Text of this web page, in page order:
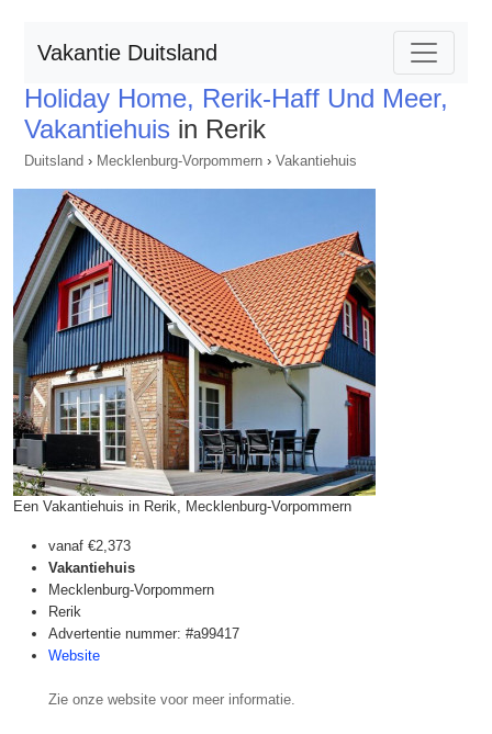
Vakantie Duitsland
Holiday Home, Rerik-Haff Und Meer,
Vakantiehuis in Rerik
Duitsland › Mecklenburg-Vorpommern › Vakantiehuis
Een Vakantiehuis in Rerik, Mecklenburg-Vorpommern
vanaf €2,373
Vakantiehuis
Mecklenburg-Vorpommern
Rerik
Advertentie nummer: #a99417
Website
Zie onze website voor meer informatie.